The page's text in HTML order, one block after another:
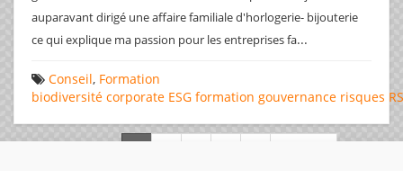
auparavant dirigé une affaire familiale d'horlogerie- bijouterie
ce qui explique ma passion pour les entreprises fa...
Conseil, Formation
biodiversité corporate ESG formation gouvernance risques